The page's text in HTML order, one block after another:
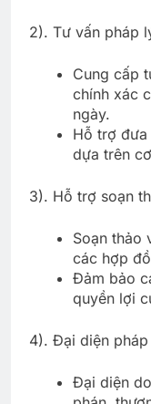
2). Tư vấn pháp
Cung cấp
chính xác
ngày.
Hỗ trợ
dựa trên
3). Hỗ trợ soạn
Soạn thảo
các hợp
Đảm bảo
quyền lợi
4). Đại diện
Đại diện